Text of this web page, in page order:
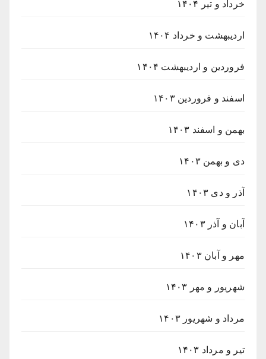
خرداد و تیر ۱۴۰۴
اردیبهشت و خرداد ۱۴۰۴
فروردین و اردیبهشت ۱۴۰۴
اسفند و فروردین ۱۴۰۳
بهمن و اسفند ۱۴۰۳
دی و بهمن ۱۴۰۳
آذر و دی ۱۴۰۳
آبان و آذر ۱۴۰۳
مهر و آبان ۱۴۰۳
شهریور و مهر ۱۴۰۳
مرداد و شهریور ۱۴۰۳
تیر و مرداد ۱۴۰۳